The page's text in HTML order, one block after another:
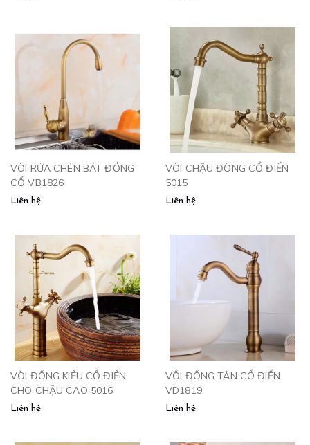
VÒI RỬA CHÉN BÁT ĐỒNG
CỔ VB1826
Liên hệ
VÒI CHẬU ĐỒNG CỔ ĐIỂN
5015
Liên hệ
VÒI ĐỒNG KIỂU CỔ ĐIỂN
CHO CHẬU CAO 5016
Liên hệ
VỒI ĐỒNG TÂN CỔ ĐIỂN
VD1819
Liên hệ